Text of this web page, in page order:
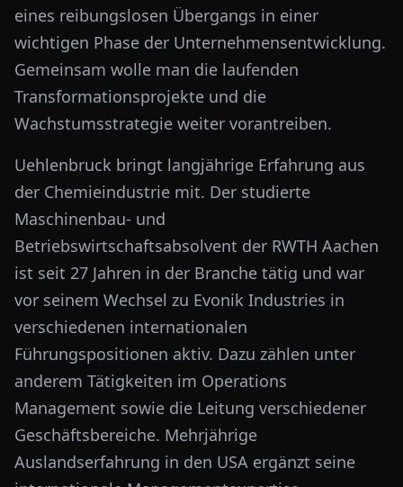
eines reibungslosen Übergangs in einer
wichtigen Phase der Unternehmensentwicklung.
Gemeinsam wolle man die laufenden
Transformationsprojekte und die
Wachstumsstrategie weiter vorantreiben.
Uehlenbruck bringt langjährige Erfahrung aus
der Chemieindustrie mit. Der studierte
Maschinenbau- und
Betriebswirtschaftsabsolvent der RWTH Aachen
ist seit 27 Jahren in der Branche tätig und war
vor seinem Wechsel zu Evonik Industries in
verschiedenen internationalen
Führungspositionen aktiv. Dazu zählen unter
anderem Tätigkeiten im Operations
Management sowie die Leitung verschiedener
Geschäftsbereiche. Mehrjährige
Auslandserfahrung in den USA ergänzt seine